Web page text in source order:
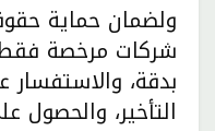
ولضمان حماية
شركات مرخصة
بدقة،
التأخير،